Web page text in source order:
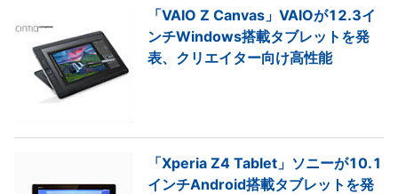
「VAIO Z Canvas」VAIOが12.3イ
ンチWindows搭載タブレットを発
表、クリエイター向け高性能
「Xperia Z4 Tablet」ソニーが10.1
インチAndroid搭載タブレットを発